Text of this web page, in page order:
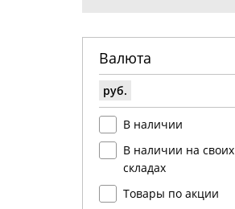
Валюта
руб.
В наличии
В наличии на своих
складах
Товары по акции